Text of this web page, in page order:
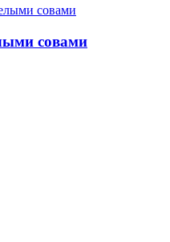
совами